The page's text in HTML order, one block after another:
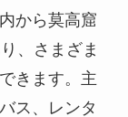
から莫高窟
、さまざま
きます。主
ス、レンタ